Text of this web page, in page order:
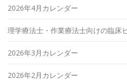
2026年4月カレンダー
理学療法士・作業療法士向けの臨床
2026年3月カレンダー
2026年2月カレンダー